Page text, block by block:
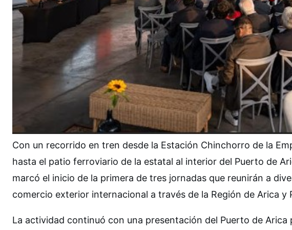
Con un recorrido en tren desde la Estación Chinchorro de la
hasta el patio ferroviario de la estatal al interior del Puerto de
marcó el inicio de la primera de tres jornadas que reunirán a
comercio exterior internacional a través de la Región de Arica y
La actividad continuó con una presentación del Puerto de